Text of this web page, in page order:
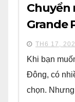
Chuyển
Grande
TH6 17,
Khi bạn
Đông, có
chọn.